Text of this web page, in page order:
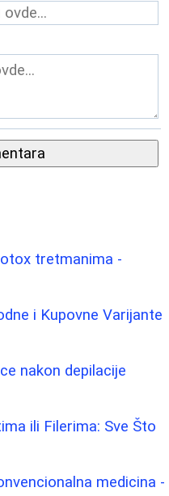
tretmanima -
i Kupovne Varijante
nakon depilacije
ili Filerima: Sve Što
medicina -